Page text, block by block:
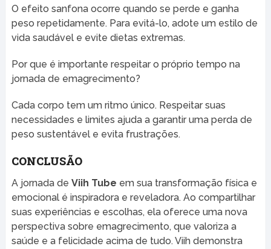
O efeito sanfona ocorre quando se perde e ganha
peso repetidamente. Para evitá-lo, adote um estilo de
vida saudável e evite dietas extremas.
Por que é importante respeitar o próprio tempo na
jornada de emagrecimento?
Cada corpo tem um ritmo único. Respeitar suas
necessidades e limites ajuda a garantir uma perda de
peso sustentável e evita frustrações.
CONCLUSÃO
A jornada de Viih Tube em sua transformação física e
emocional é inspiradora e reveladora. Ao compartilhar
suas experiências e escolhas, ela oferece uma nova
perspectiva sobre emagrecimento, que valoriza a
saúde e a felicidade acima de tudo. Viih demonstra